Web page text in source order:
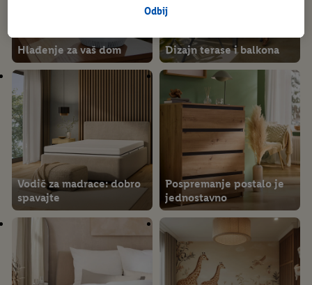
Hlađenje za vaš dom Dizajn terase i balkona
Vodič za madrace: dobro
spavajte
Pospremanje postalo je
jednostavno
obrade i pronaći dodatne informacije o obradi podataka.
Klikom na "Prihvati" pristaješ na sve obrade za sve prethodno
navedene svrhe. Više informacija, uključujući trajanje pohrane
podataka i tvoje pravo na povlačenje privole u bilo kojem
trenutku s budućim učinkom, možeš pronaći u našim
o privatnosti
Impressum možeš pronaći ovdje.
Odbij